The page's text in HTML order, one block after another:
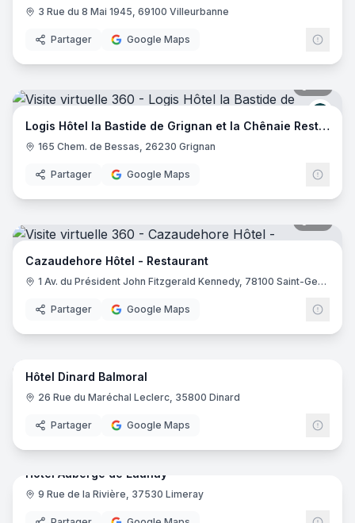
3 Rue du 8 Mai 1945, 69100 Villeurbanne
Partager Google Maps
Logis Hôtel la Bastide de Grignan et la Chênaie Restaurant
165 Chem. de Bessas, 26230 Grignan
Partager Google Maps
Cazaudehore Hôtel - Restaurant
1 Av. du Président John Fitzgerald Kennedy, 78100 Saint-Germain-en-Laye
Partager Google Maps
17
Hôtel Dinard Balmoral
26 Rue du Maréchal Leclerc, 35800 Dinard
Partager Google Maps
29
Hotel Auberge de Launay
9 Rue de la Rivière, 37530 Limeray